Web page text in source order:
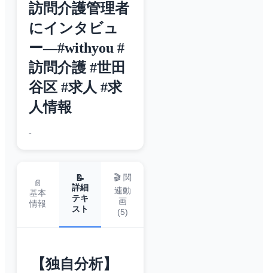
訪問介護管理者
にインタビュ
ー—#withyou #
訪問介護 #世田
谷区 #求人 #求
人情報
-
📄
基本
情報
📝
詳細
テキ
スト
🎬 関
連動
画
(5)
【独自分析】